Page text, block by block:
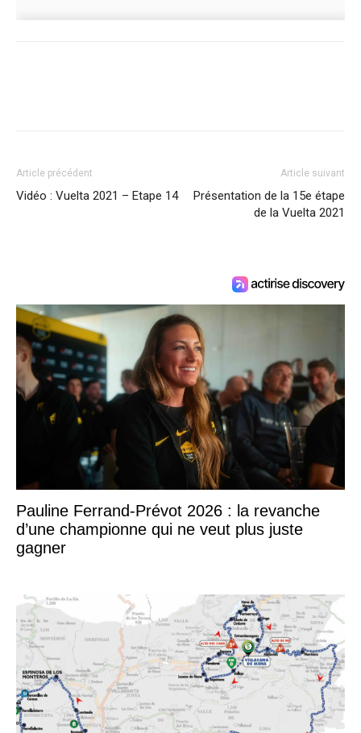
Article précédent
Vidéo : Vuelta 2021 – Etape 14
Article suivant
Présentation de la 15e étape
de la Vuelta 2021
Pauline Ferrand-Prévot 2026 : la revanche
d’une championne qui ne veut plus juste
gagner